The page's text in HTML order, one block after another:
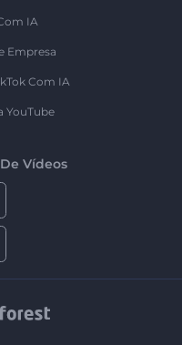
IA
Empresa
Com IA
YouTube
Vídeos